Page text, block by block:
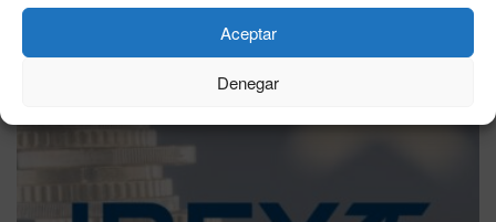
Aceptar
Denegar